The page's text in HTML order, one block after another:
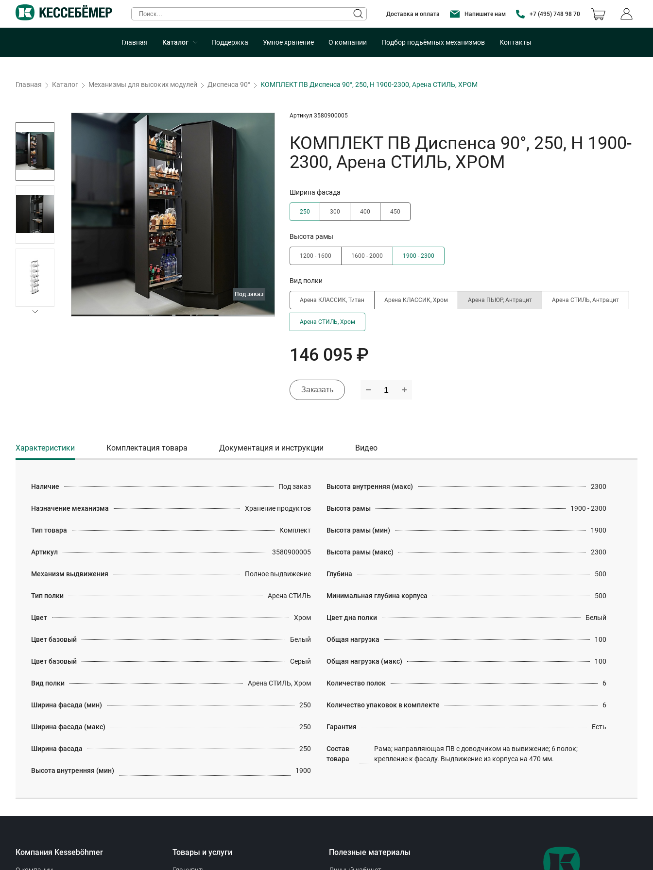
Доставка и оплата Напишите нам +7 (495) 748 98 70
Главная Каталог Поддержка Умное хранение О компании Подбор подъёмных механизмов Контакты
Главная Каталог Механизмы для высоких модулей Диспенса 90° КОМПЛЕКТ ПВ Диспенса 90°, 250, H 1900-2300, Арена СТИЛЬ, ХРОМ
под заказ
Артикул 3580900005
КОМПЛЕКТ ПВ Диспенса 90°, 250, H 1900-
2300, Арена СТИЛЬ, ХРОМ
Ширина фасада
250 300 400 450
Высота рамы
1200 - 1600 1600 - 2000 1900 - 2300
Вид полки
Арена КЛАССИК, Титан Арена КЛАССИК, Хром Арена ПЬЮР, Антрацит Арена СТИЛЬ, Антрацит
Арена СТИЛЬ, Хром
146 095 ₽
Заказать
Характеристики Комплектация товара Документация и инструкции Видео
Наличие Под заказ
Назначение механизма Хранение продуктов
Тип товара Комплект
Артикул 3580900005
Механизм выдвижения Полное выдвижение
Тип полки Арена СТИЛЬ
Цвет Хром
Цвет базовый Белый
Цвет базовый Серый
Вид полки Арена СТИЛЬ, Хром
Ширина фасада (мин) 250
Ширина фасада (макс) 250
Ширина фасада 250
Высота внутренняя (мин) 1900
Высота внутренняя (макс) 2300
Высота рамы 1900 - 2300
Высота рамы (мин) 1900
Высота рамы (макс) 2300
Глубина 500
Минимальная глубина корпуса 500
Цвет дна полки Белый
Общая нагрузка 100
Общая нагрузка (макс) 100
Количество полок 6
Количество упаковок в комплекте 6
Гарантия Есть
Состав
товара
Рама; направляющая ПВ с доводчиком на вывижение; 6 полок;
крепление к фасаду. Выдвижение из корпуса на 470 мм.
Компания Kesseböhmer Товары и услуги Полезные материалы